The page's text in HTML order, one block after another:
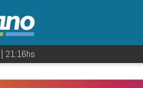
| 21:16hs